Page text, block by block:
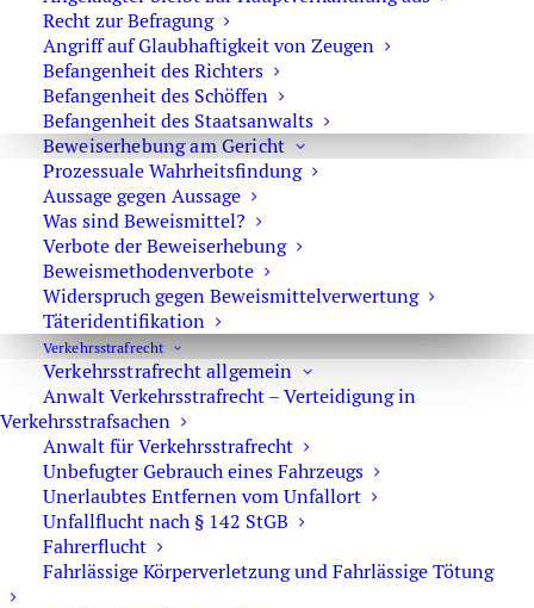
Recht zur Befragung
Angriff auf Glaubhaftigkeit von Zeugen
Befangenheit des Richters
Befangenheit des Schöffen
Befangenheit des Staatsanwalts
Beweiserhebung am Gericht
Prozessuale Wahrheitsfindung
Aussage gegen Aussage
Was sind Beweismittel?
Verbote der Beweiserhebung
Beweismethodenverbote
Widerspruch gegen Beweismittelverwertung
Täteridentifikation
Verkehrs­strafrecht
Verkehrsstrafrecht allgemein
Anwalt Verkehrsstrafrecht – Verteidigung in
Verkehrsstrafsachen
Anwalt für Verkehrsstrafrecht
Unbefugter Gebrauch eines Fahrzeugs
Unerlaubtes Entfernen vom Unfallort
Unfallflucht nach § 142 StGB
Fahrerflucht
Fahrlässige Körperverletzung und Fahrlässige Tötung
ausländischer Führerschein Deutschland
Allgemein
Vergewaltigung
Anklagemängel
Betäubungsmittel
MPU
Körperliche Zwangsmaßnahmen des Staates
Sexuelle Belästigung
Freispruch
Autorennen
Idiotentest
Totschlag
Sexueller Missbrauch
Investigative Strafverteidigung
Sprungrevision